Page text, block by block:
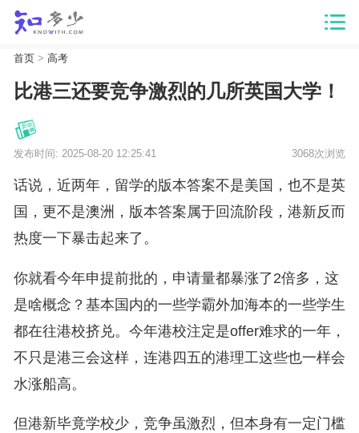
首页> 高考
比港三还要竞争激烈的几所英国大学！
发布时间: 2025-08-20 12:25:41 3068次浏览
话说，近两年，留学的版本答案不是美国，也不是英
国，更不是澳洲，版本答案属于回流阶段，港新反而
热度一下暴击起来了。
你就看今年申提前批的，申请量都暴涨了2倍多，这
是啥概念？基本国内的一些学霸外加海本的一些学生
都在往港校挤兑。今年港校注定是offer难求的一年，
不只是港三会这样，连港四五的港理工这些也一样会
水涨船高。
但港新毕竟学校少，竞争虽激烈，但本身有一定门槛